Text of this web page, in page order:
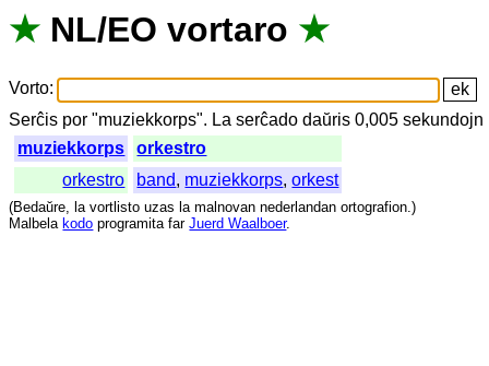
★ NL/EO vortaro ★
Vorto:
Serĉis por "muziekkorps". La serĉado daŭris 0,005sekundojn
muziekkorps
orkestro
orkestro
band, muziekkorps,orkest
(Bedaŭre, la vortlisto uzas la malnovan nederlandan ortografion.)
Malbela kodo programita far Juerd Waalboer.